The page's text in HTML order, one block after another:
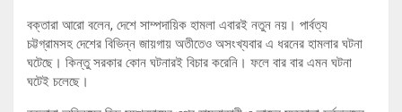
বক্তারা আরো বলেন, দেশে সাম্পদায়িক হামলা এবারই নতুন নয়। পার্বত্য
চট্টগ্রামসহ দেশের বিভিন্ন জায়গায় অতীতেও অসংখ্যবার এ ধরনের হামলার ঘটনা
ঘটেছে। কিন্তু সরকার কোন ঘটনারই বিচার করেনি। ফলে বার বার এমন ঘটনা
ঘটেই চলেছে।